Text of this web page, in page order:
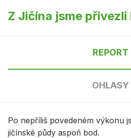
Z Jičína jsme přivezli
REPORT
OHLASY
Po nepříliš povedeném výkonu
jičínské půdy aspoň bod.